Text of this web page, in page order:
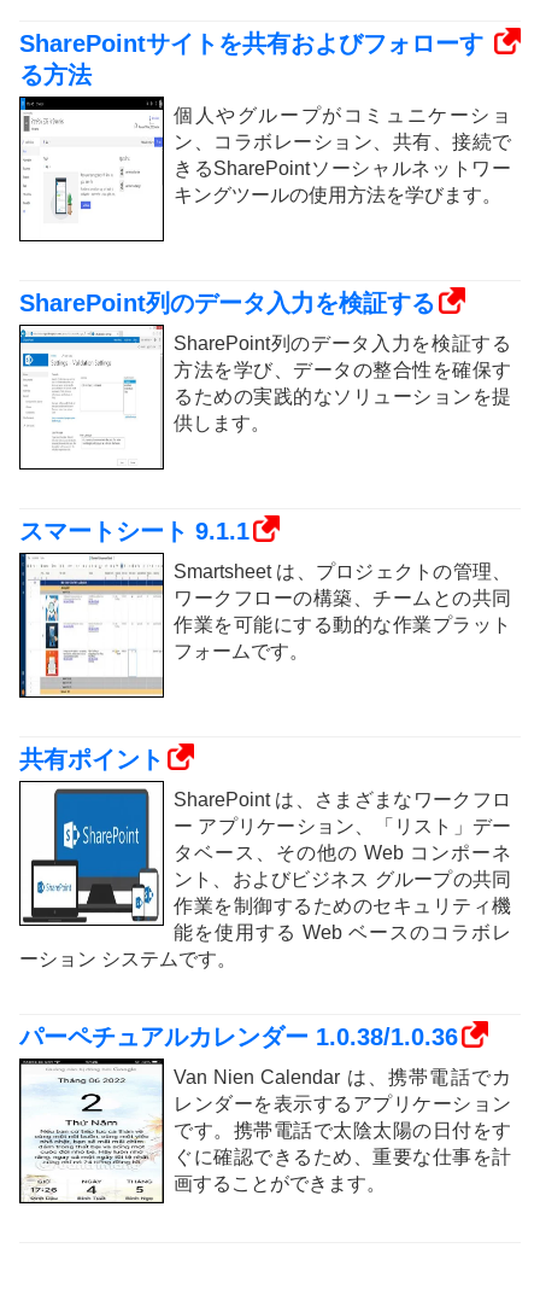
SharePointサイトを共有およびフォローす
る方法
個人やグループがコミュニケーショ
ン、コラボレーション、共有、接続で
きるSharePointソーシャルネットワー
キングツールの使用方法を学びます。
SharePoint列のデータ入力を検証する
SharePoint列のデータ入力を検証する
方法を学び、データの整合性を確保す
るための実践的なソリューションを提
供します。
スマートシート 9.1.1
Smartsheet は、プロジェクトの管理、
ワークフローの構築、チームとの共同
作業を可能にする動的な作業プラット
フォームです。
共有ポイント
SharePoint は、さまざまなワークフロ
ー アプリケーション、「リスト」デー
タベース、その他の Web コンポーネ
ント、およびビジネス グループの共同
作業を制御するためのセキュリティ機
能を使用する Web ベースのコラボレ
ーション システムです。
パーペチュアルカレンダー 1.0.38/1.0.36
Van Nien Calendar は、携帯電話でカ
レンダーを表示するアプリケーション
です。携帯電話で太陰太陽の日付をす
ぐに確認できるため、重要な仕事を計
画することができます。